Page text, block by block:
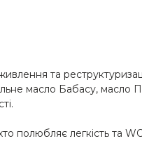
та
масло Бабасу, масло
полюбляє легкість та